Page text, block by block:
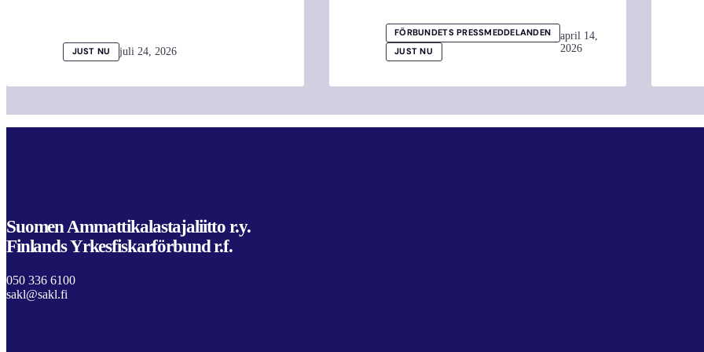
JUST NU juli 24, 2026
FÖRBUNDETS PRESSMEDDELANDEN
JUST NU
april 14,
2026
Suomen Ammattikalastajaliitto r.y.
Finlands Yrkesfiskarförbund r.f.
050 336 6100
sakl@sakl.fi